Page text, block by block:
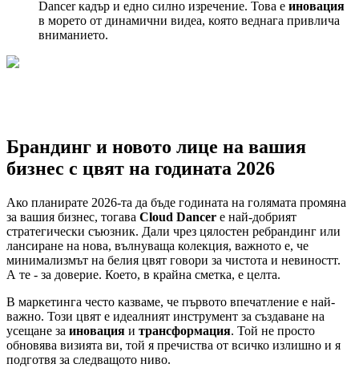
Dancer кадър и едно силно изречение. Това е иновация
в морето от динамични видеа, която веднага привлича
вниманието.
Брандинг и новото лице на вашия
бизнес с цвят на годината 2026
Ако планирате 2026-та да бъде годината на голямата промяна
за вашия бизнес, тогава Cloud Dancer е най-добрият
стратегически съюзник. Дали чрез цялостен ребрандинг или
лансиране на нова, вълнуваща колекция, важното е, че
минимализмът на белия цвят говори за чистота и невиностт.
А те - за доверие. Което, в крайна сметка, е целта.
В маркетинга често казваме, че първото впечатление е най-
важно. Този цвят е идеалният инструмент за създаване на
усещане за иновация и трансформация. Той не просто
обновява визията ви, той я пречиства от всичко излишно и я
подготвя за следващото ниво.